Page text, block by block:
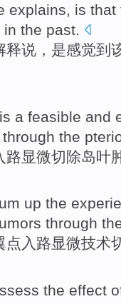
explains, is that
in the past.
释说 ， 是感觉到
is a feasible and
through the
路显微切除岛叶
up the
through
点入 路显微技术
the effect